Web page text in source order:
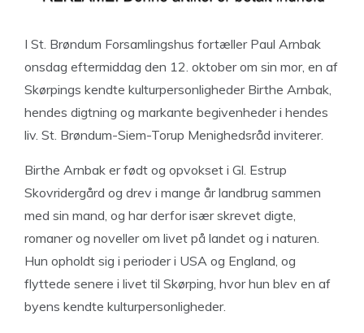
I St. Brøndum Forsamlingshus fortæller Paul Arnbak
onsdag eftermiddag den 12. oktober om sin mor, en af
Skørpings kendte kulturpersonligheder Birthe Arnbak,
hendes digtning og markante begivenheder i hendes
liv. St. Brøndum-Siem-Torup Menighedsråd inviterer.
Birthe Arnbak er født og opvokset i Gl. Estrup
Skovridergård og drev i mange år landbrug sammen
med sin mand, og har derfor især skrevet digte,
romaner og noveller om livet på landet og i naturen.
Hun opholdt sig i perioder i USA og England, og
flyttede senere i livet til Skørping, hvor hun blev en af
byens kendte kulturpersonligheder.